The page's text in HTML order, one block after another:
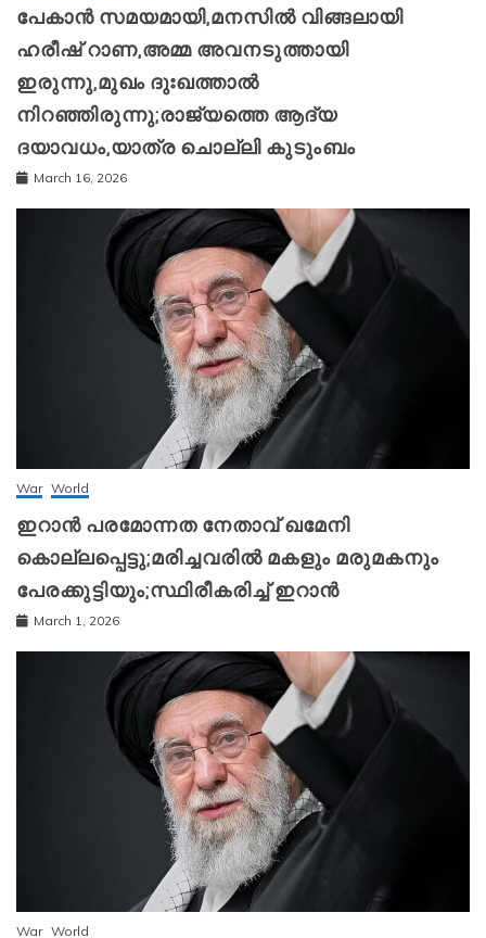
പേകാൻ സമയമായി,മനസിൽ വിങ്ങലായി
ഹരീഷ് റാണ,അമ്മ അവനടുത്തായി
ഇരുന്നു,മുഖം ദുഃഖത്താൽ
നിറഞ്ഞിരുന്നു;രാജ്യത്തെ ആദ്യ
ദയാവധം,യാത്ര ചൊല്ലി കുടുംബം
March 16, 2026
War World
ഇറാന്‍ പരമോന്നത നേതാവ് ഖമേനി
കൊല്ലപ്പെട്ടു;മരിച്ചവരിൽ മകളും മരുമകനും
പേരക്കുട്ടിയും;സ്ഥിരീകരിച്ച് ഇറാന്‍
March 1, 2026
War World